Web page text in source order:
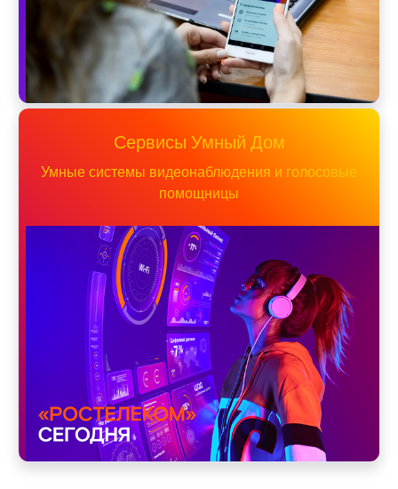
Сервисы Умный Дом
Умные системы видеонаблюдения и голосовые
помощницы